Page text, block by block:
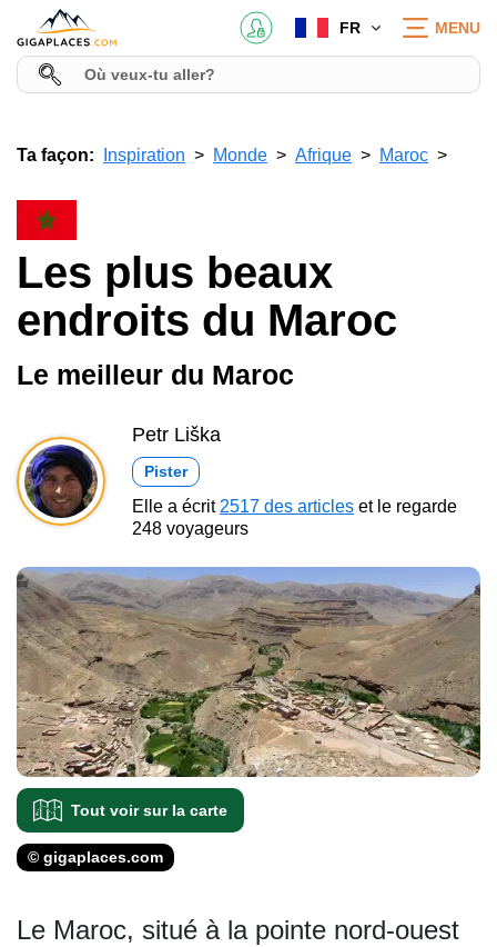
FR MENU
Ta façon: Inspiration Monde Afrique Maroc
Les plus beaux
endroits du Maroc
Le meilleur du Maroc
Petr Liška
Pister
Elle a écrit 2517 des articles et le regarde
248 voyageurs
Tout voir sur la carte
© gigaplaces.com
Le Maroc, situé à la pointe nord-ouest